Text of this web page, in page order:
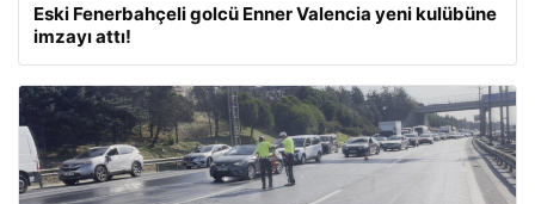
Eski Fenerbahçeli golcü Enner Valencia yeni kulübüne
imzayı attı!